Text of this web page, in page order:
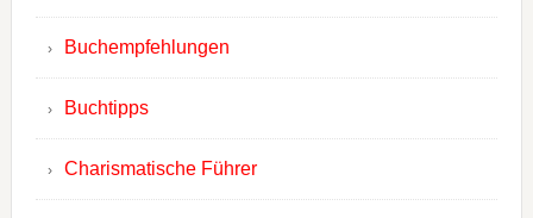
Buchempfehlungen
Buchtipps
Charismatische Führer